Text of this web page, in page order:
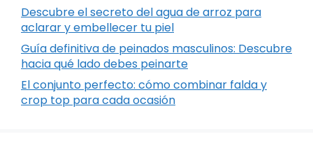
Descubre el secreto del agua de arroz para
aclarar y embellecer tu piel
Guía definitiva de peinados masculinos: Descubre
hacia qué lado debes peinarte
El conjunto perfecto: cómo combinar falda y
crop top para cada ocasión